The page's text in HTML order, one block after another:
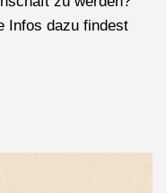
Infos dazu findest